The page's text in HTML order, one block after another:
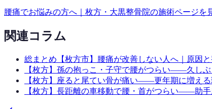
腰痛でお悩みの方へ｜枚方・大黒整骨院の施術ページを
関連コラム
総まとめ 【枚方市】腰痛が改善しない人へ｜原因
【枚方】孫の抱っこ・子守で腰がつらい——久し
【枚方】座ると尾てい骨が痛い——更年期に増え
【枚方】長距離の車移動で腰・首がつらい——助